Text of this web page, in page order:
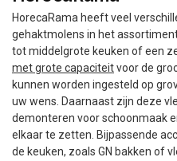
HorecaRama heeft veel
gehaktmolens in het
tot middelgrote keuken of een
met grote capaciteitvoor de
kunnen worden ingesteld op
uw wens. Daarnaast zijn deze
demonteren voor schoonmaak
elkaar te zetten. Bijpassende
de keuken, zoals GN bakken of